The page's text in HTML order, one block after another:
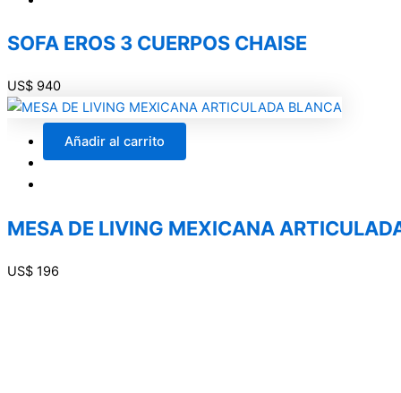
SOFA EROS 3 CUERPOS CHAISE
US$ 940
Añadir al carrito
MESA DE LIVING MEXICANA
US$ 196